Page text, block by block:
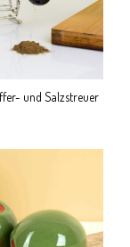
und Salzstreuer